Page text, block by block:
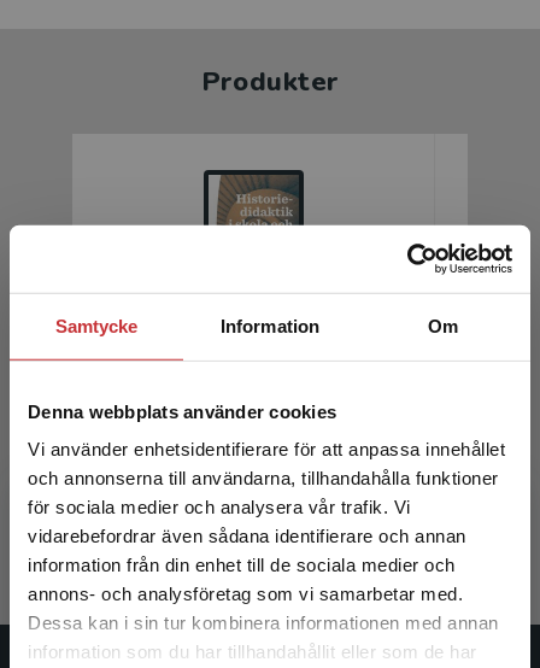
Samtycke Information Om
Denna webbplats använder cookies
Vi använder enhetsidentifierare för att anpassa innehållet
och annonserna till användarna, tillhandahålla funktioner
för sociala medier och analysera vår trafik. Vi
vidarebefordrar även sådana identifierare och annan
information från din enhet till de sociala medier och
annons- och analysföretag som vi samarbetar med.
Dessa kan i sin tur kombinera informationen med annan
information som du har tillhandahållit eller som de har
Begränsad fraktregion
Produkter
samhälle
Persson, H - Zander, U (red.)
200 krinkl. moms
Exkl. moms: 189 kr
Persson,
Exkl.